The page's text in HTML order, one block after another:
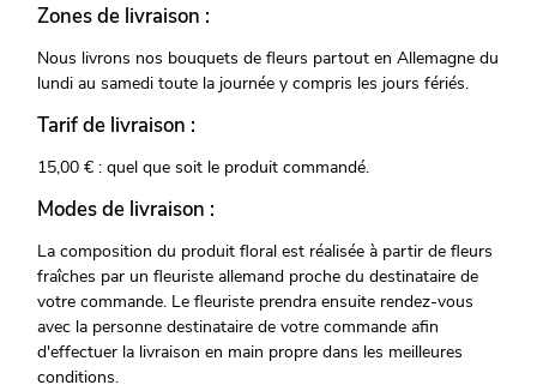
Zones de livraison :
Nous livrons nos bouquets de fleurs partout en Allemagne du
lundi au samedi toute la journée y compris les jours fériés.
Tarif de livraison :
15,00 € : quel que soit le produit commandé.
Modes de livraison :
La composition du produit floral est réalisée à partir de fleurs
fraîches par un fleuriste allemand proche du destinataire de
votre commande. Le fleuriste prendra ensuite rendez-vous
avec la personne destinataire de votre commande afin
d'effectuer la livraison en main propre dans les meilleures
conditions.